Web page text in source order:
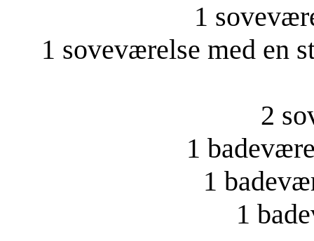
1
1 soveværelse med en
2
1
1
1